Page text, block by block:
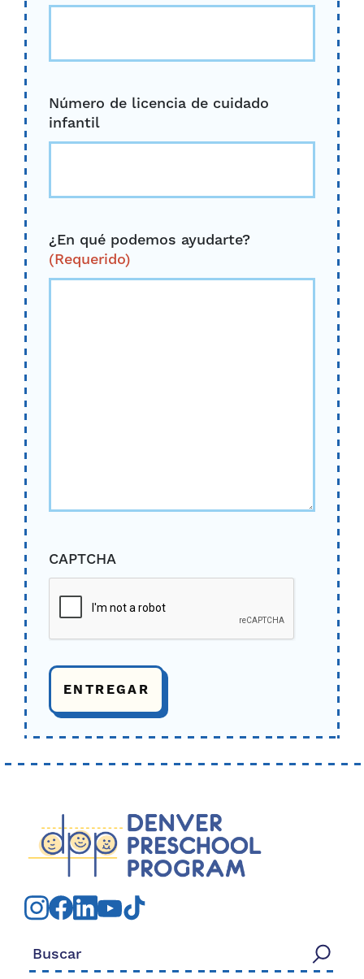
Número de licencia de cuidado
infantil
¿En qué podemos ayudarte?
(Requerido)
CAPTCHA
Buscar: